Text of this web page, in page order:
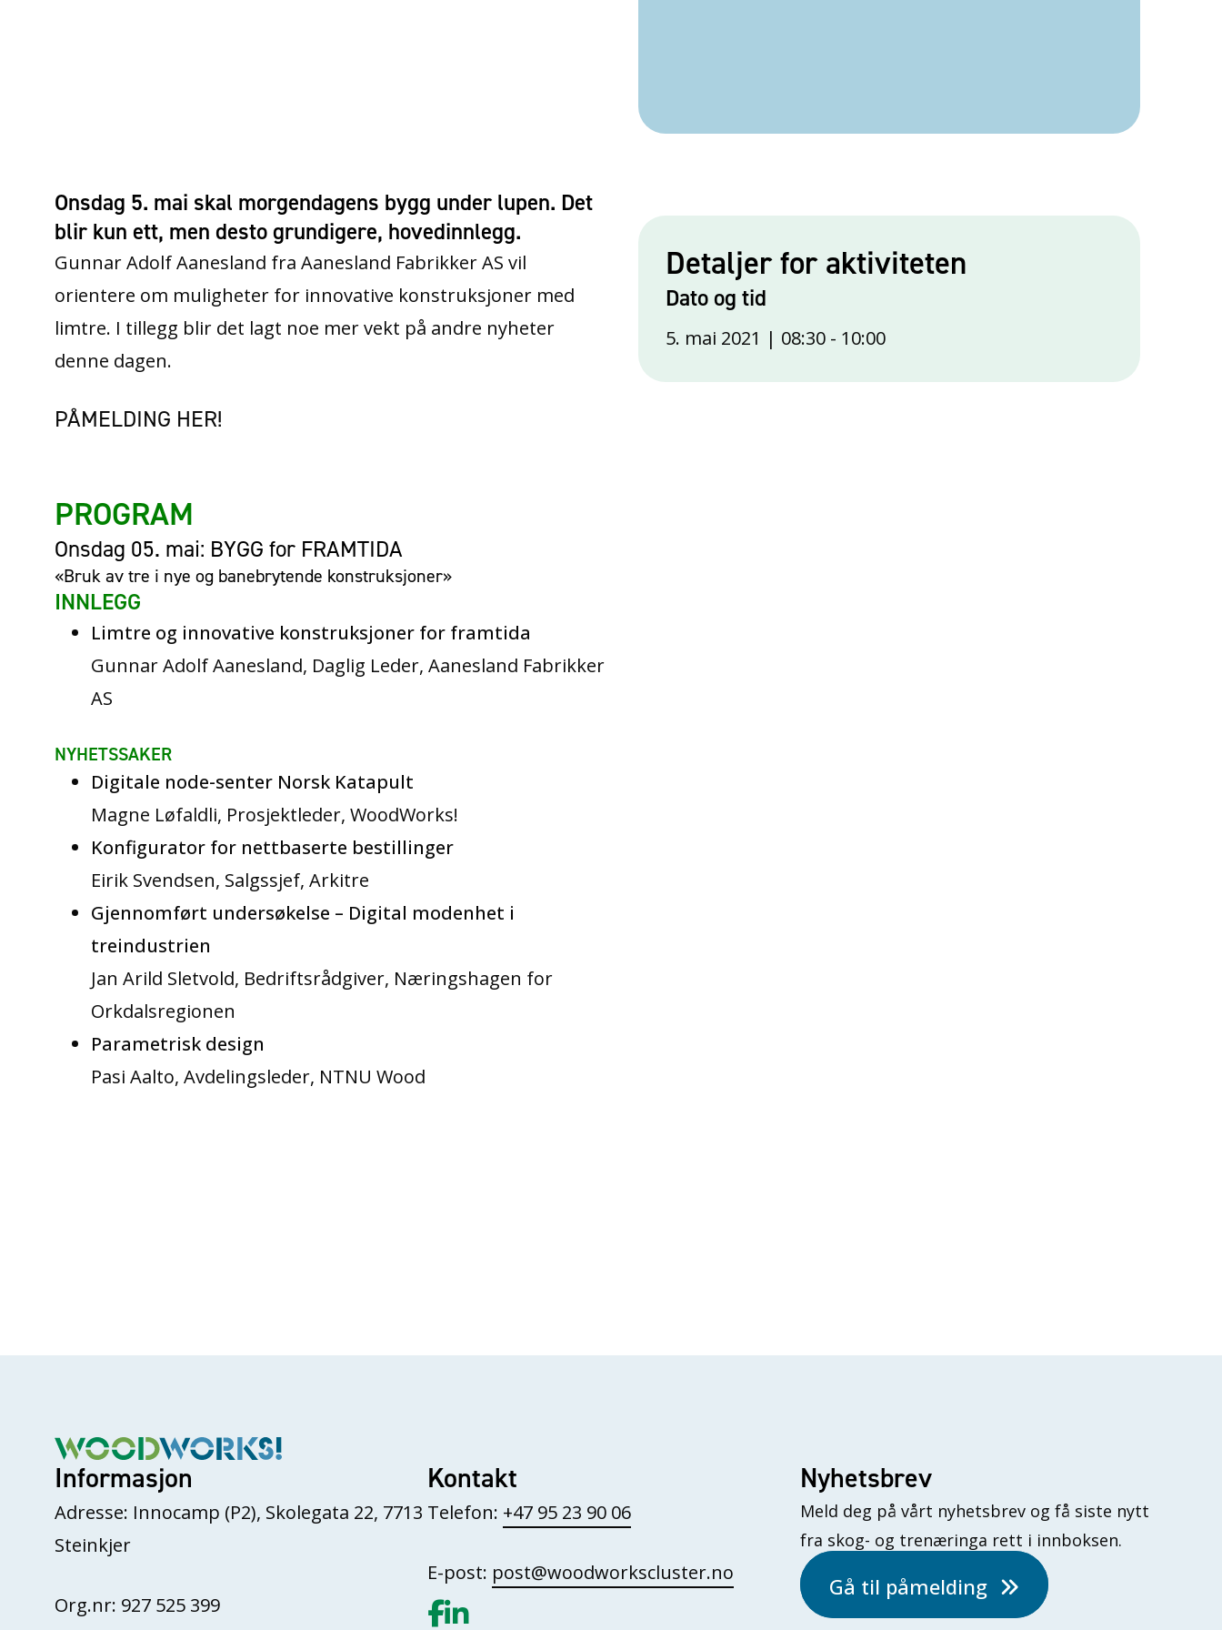
Onsdag 5. mai skal morgendagens bygg under lupen. Det
blir kun ett, men desto grundigere, hovedinnlegg.
Gunnar Adolf Aanesland fra Aanesland Fabrikker AS vil
orientere om muligheter for innovative konstruksjoner med
limtre. I tillegg blir det lagt noe mer vekt på andre nyheter
denne dagen.
PÅMELDING HER!
PROGRAM
Onsdag 05. mai: BYGG for FRAMTIDA
«Bruk av tre i nye og banebrytende konstruksjoner»
INNLEGG
Limtre og innovative konstruksjoner for framtida
Gunnar Adolf Aanesland, Daglig Leder, Aanesland Fabrikker
AS
NYHETSSAKER
Digitale node-senter Norsk Katapult
Magne Løfaldli, Prosjektleder, WoodWorks!
Konfigurator for nettbaserte bestillinger
Eirik Svendsen, Salgssjef, Arkitre
Gjennomført undersøkelse – Digital modenhet i
treindustrien
Jan Arild Sletvold, Bedriftsrådgiver, Næringshagen for
Orkdalsregionen
Parametrisk design
Pasi Aalto, Avdelingsleder, NTNU Wood
Detaljer for aktiviteten
Dato og tid
5. mai 2021 | 08:30 - 10:00
Informasjon
Adresse: Innocamp (P2), Skolegata 22, 7713
Steinkjer
Org.nr: 927 525 399
Kontakt
Telefon: +47 95 23 90 06
E-post: post@woodworkscluster.no
Gå til vår Facebook
Gå til vår LinkedIn
Nyhetsbrev
Meld deg på vårt nyhetsbrev og få siste nytt
fra skog- og trenæringa rett i innboksen.
Gå til påmelding